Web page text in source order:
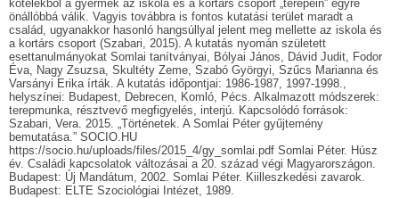
kötelékből a gyermek az iskola és a kortárs csoport „terepein” egyre
önállóbbá válik. Vagyis továbbra is fontos kutatási terület maradt a
család, ugyanakkor hasonló hangsúllyal jelent meg mellette az iskola és
a kortárs csoport (Szabari, 2015). A kutatás nyomán született
esettanulmányokat Somlai tanítványai, Bólyai János, Dávid Judit, Fodor
Éva, Nagy Zsuzsa, Skultéty Zeme, Szabó Györgyi, Szűcs Marianna és
Varsányi Erika írták. A kutatás időpontjai: 1986-1987, 1997-1998.,
helyszínei: Budapest, Debrecen, Komló, Pécs. Alkalmazott módszerek:
terepmunka, résztvevő megfigyelés, interjú. Kapcsolódó források:
Szabari, Vera. 2015. „Történetek. A Somlai Péter gyűjtemény
bemutatása.” SOCIO.HU
https://socio.hu/uploads/files/2015_4/gy_somlai.pdf Somlai Péter. Húsz
év. Családi kapcsolatok változásai a 20. század végi Magyarországon.
Budapest: Új Mandátum, 2002. Somlai Péter. Kiilleszkedési zavarok.
Budapest: ELTE Szociológiai Intézet, 1989.